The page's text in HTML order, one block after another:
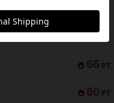
73 PT
73 PT
66 PT
60 PT